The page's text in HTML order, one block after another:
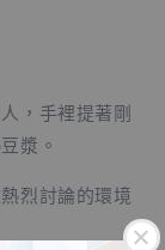
，手裡提著剛
漿。
烈討論的環境